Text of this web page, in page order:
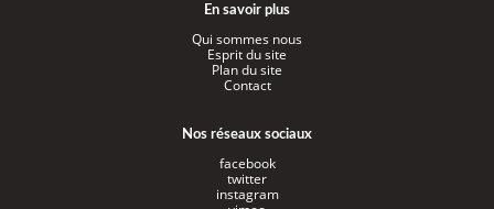
En savoir plus
Qui sommes nous
Esprit du site
Plan du site
Contact
Nos réseaux sociaux
facebook
twitter
instagram